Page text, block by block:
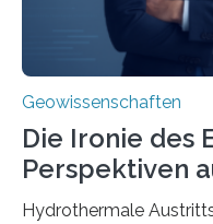
Geowissenschaften
Die Ironie des
Perspektiven
Hydrothermale